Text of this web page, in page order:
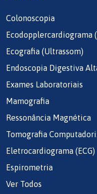
Colonoscopia
Ecodopplercardiograma
Ecografia (Ultrassom)
Endoscopia Digestiva
Exames Laboratoriais
Mamografia
Ressonância Magnética
Tomografia
Eletrocardiograma (ECG)
Espirometria
Ver Todos